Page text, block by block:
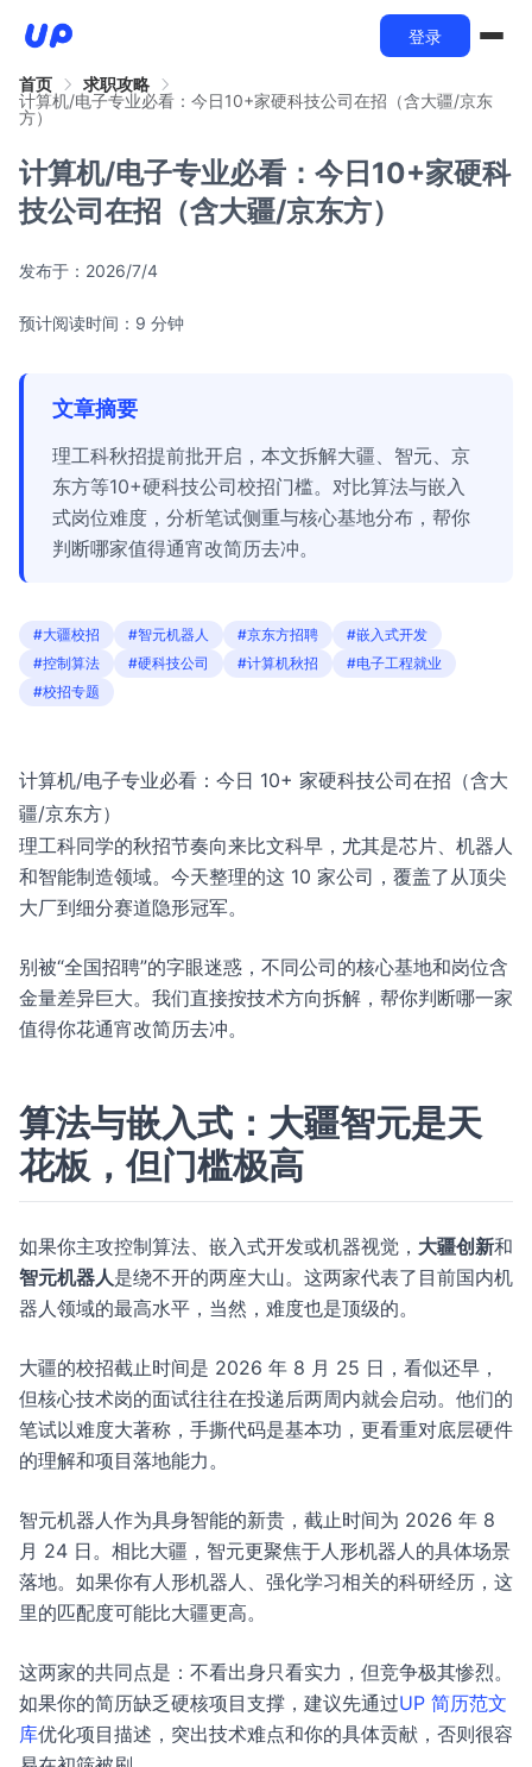
登录
首页
求职攻略
计算机/电子专业必看：今日10+家硬科技公司在招（含大疆/京东
方）
计算机/电子专业必看：今日10+家硬科
技公司在招（含大疆/京东方）
发布于： 2026/7/4
预计阅读时间：9 分钟
文章摘要
理工科秋招提前批开启，本文拆解大疆、智元、京
东方等10+硬科技公司校招门槛。对比算法与嵌入
式岗位难度，分析笔试侧重与核心基地分布，帮你
判断哪家值得通宵改简历去冲。
#大疆校招 #智元机器人 #京东方招聘
#嵌入式开发
#控制算法
#硬科技公司 #计算机秋招
#电子工程就业
#校招专题
计算机/电子专业必看：今日 10+ 家硬科技公司在招（含大
疆/京东方）
理工科同学的秋招节奏向来比文科早，尤其是芯片、机器人
和智能制造领域。今天整理的这 10 家公司，覆盖了从顶尖
大厂到细分赛道隐形冠军。
别被“全国招聘”的字眼迷惑，不同公司的核心基地和岗位含
金量差异巨大。我们直接按技术方向拆解，帮你判断哪一家
值得你花通宵改简历去冲。
算法与嵌入式：大疆智元是天
花板，但门槛极高
如果你主攻控制算法、嵌入式开发或机器视觉， 大疆创新和
智元机器人是绕不开的两座大山。这两家代表了目前国内机
器人领域的最高水平，当然，难度也是顶级的。
大疆的校招截止时间是 2026 年 8 月 25 日，看似还早，
但核心技术岗的面试往往在投递后两周内就会启动。他们的
笔试以难度大著称，手撕代码是基本功，更看重对底层硬件
的理解和项目落地能力。
智元机器人作为具身智能的新贵，截止时间为 2026 年 8
月 24 日。相比大疆，智元更聚焦于人形机器人的具体场景
落地。如果你有人形机器人、强化学习相关的科研经历，这
里的匹配度可能比大疆更高。
这两家的共同点是：不看出身只看实力，但竞争极其惨烈。
如果你的简历缺乏硬核项目支撑，建议先通过UP 简历范文
库优化项目描述，突出技术难点和你的具体贡献，否则很容